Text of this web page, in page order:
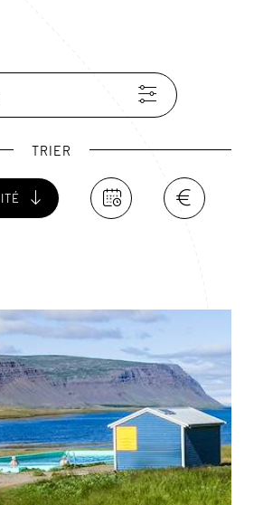
marins, réputés peu timides. Pour
communauté de pêcheurs dans
vous dans l’un des polars de la
Reprenez ensuite le ferry pour
ports qu’il relie, Brjánslaekur
TRIER